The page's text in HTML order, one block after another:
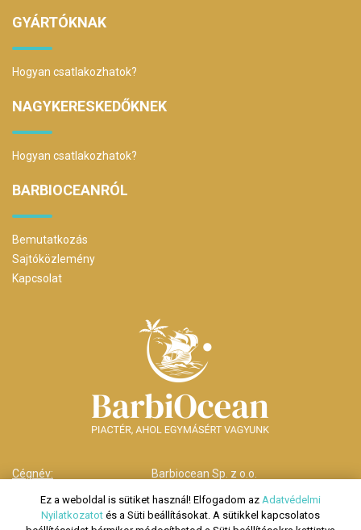
GYÁRTÓKNAK
Hogyan csatlakozhatok?
NAGYKERESKEDŐKNEK
Hogyan csatlakozhatok?
BARBIOCEANRÓL
Bemutatkozás
Sajtóközlemény
Kapcsolat
Cégnév:
Barbiocean Sp. z o.o.
ul. Długa nr 29
Telefonszám:
HU: +36 70 278 9279
Ez a weboldal is sütiket használ! Elfogadom az Adatvédelmi
Nyilatkozatot és a Süti beállításokat. A sütikkel kapcsolatos